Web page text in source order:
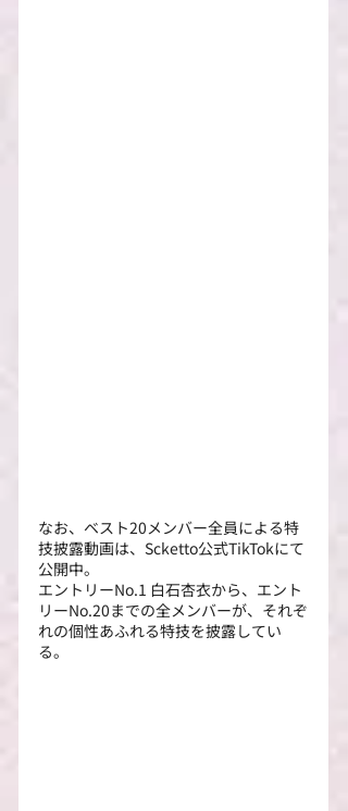
なお、ベスト20メンバー全員による特
技披露動画は、Scketto公式TikTokにて
公開中。
エントリーNo.1 白石杏衣から、エント
リーNo.20までの全メンバーが、それぞ
れの個性あふれる特技を披露してい
る。